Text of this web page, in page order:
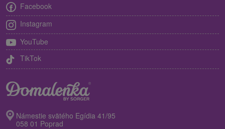
Facebook
Instagram
YouTube
TikTok
Námestie svätého Egídia 41/95
058 01 Poprad